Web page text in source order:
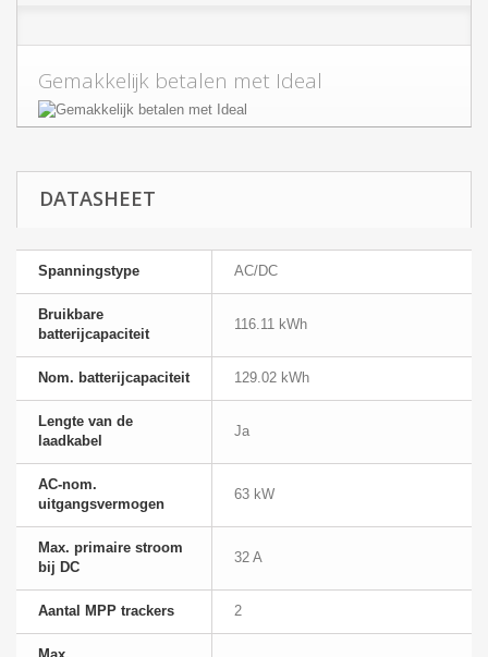
Gemakkelijk betalen met Ideal
DATASHEET
Spanningstype AC/DC
Bruikbare
batterijcapaciteit
116.11 kWh
Nom. batterijcapaciteit 129.02 kWh
Lengte van de
laadkabel
Ja
AC-nom.
uitgangsvermogen
63 kW
Max. primaire stroom
bij DC
32 A
Aantal MPP trackers 2